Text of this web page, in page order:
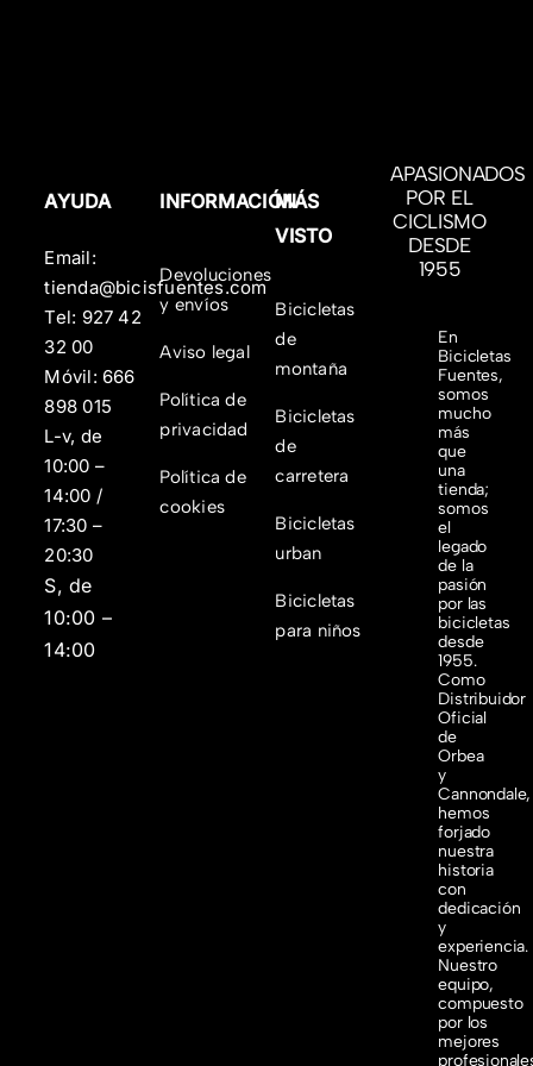
AYUDA
Email:
tienda@bicisfuentes.com
Tel: 927 42
32 00
Móvil: 666
898 015
L-v, de
10:00 –
14:00 /
17:30 –
20:30
S, de
10:00 –
14:00
INFORMACIÓN
Devoluciones
y envíos
Aviso legal
Política de
privacidad
Política de
cookies
MÁS
VISTO
Bicicletas
de
montaña
Bicicletas
de
carretera
Bicicletas
urban
Bicicletas
para niños
APASIONADOS
POR EL
CICLISMO
DESDE
1955
En
Bicicletas
Fuentes,
somos
mucho
más
que
una
tienda;
somos
el
legado
de la
pasión
por las
bicicletas
desde
1955.
Como
Distribuidor
Oficial
de
Orbea
y
Cannondale,
hemos
forjado
nuestra
historia
con
dedicación
y
experiencia.
Nuestro
equipo,
compuesto
por los
mejores